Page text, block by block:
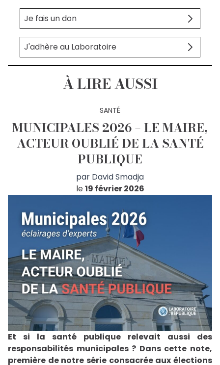
Je fais un don
J'adhère au Laboratoire
À LIRE AUSSI
SANTÉ
MUNICIPALES 2026 – LE MAIRE,
ACTEUR OUBLIÉ DE LA SANTÉ
PUBLIQUE
par David Smadja
le19 février 2026
Et si la santé publique relevait aussi des
responsabilités municipales ? Dans cette note,
première de notre série consacrée aux élections